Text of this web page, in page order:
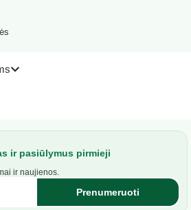
ir pasiūlymus pirmieji
ir naujienos.
Prenumeruoti